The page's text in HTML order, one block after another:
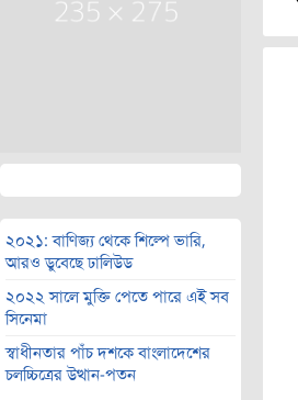
২০২১: বাণিজ্য থেকে শিল্পে ভারি,
আরও ডুবেছে ঢালিউড
২০২২ সালে মুক্তি পেতে পারে এই সব
সিনেমা
স্বাধীনতার পাঁচ দশকে বাংলাদেশের
চলচ্চিত্রের উত্থান-পতন